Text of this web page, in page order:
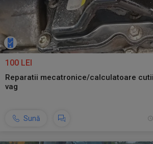
100 LEI
Reparatii mecatronice/calculatoare
vag
Sună